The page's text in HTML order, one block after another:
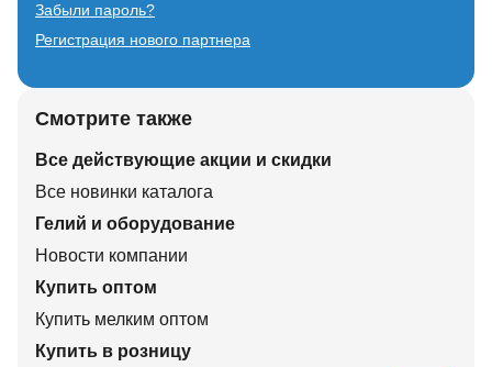
Забыли пароль?
Регистрация нового партнера
Смотрите также
Все действующие акции и скидки
Все новинки каталога
Гелий и оборудование
Новости компании
Купить оптом
Купить мелким оптом
Купить в розницу